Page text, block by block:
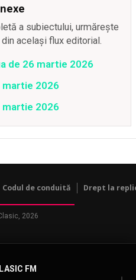
FM
a subiectului, urmărește
același flux editorial.
de 26 martie 2026
martie 2026
martie 2026
Codul de conduită Drept la
2026